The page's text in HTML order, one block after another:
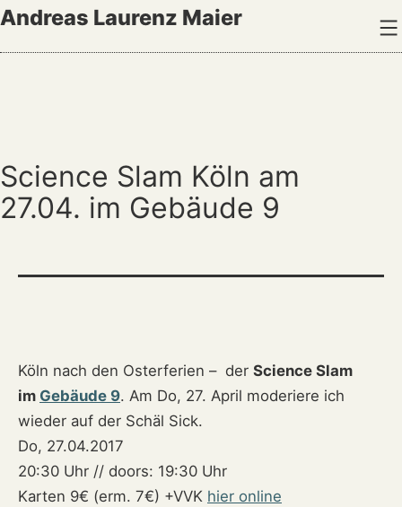
Zum
Andreas Laurenz Maier
Science Slam Köln am
27.04. im Gebäude 9
Köln nach den Osterferien – der Science Slam
im Gebäude 9. Am Do, 27. April moderiere ich
wieder auf der Schäl Sick.
Do, 27.04.2017
20:30 Uhr // doors: 19:30 Uhr
Karten 9€ (erm. 7€) +VVK hier online